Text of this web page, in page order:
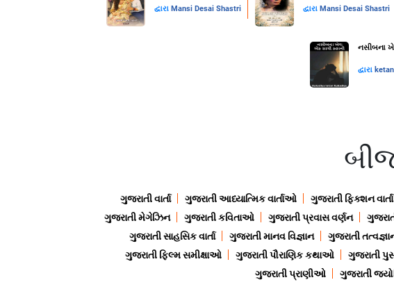
દ્વારા Mansi Desai Shastri દ્વારા Mansi Desai Shastri
નસીબના
દ્વારા ketan
ગુજરાતી વાર્તા ગુજરાતી આધ્યાત્મિક વાર્તાઓ ગુજરાતી ફિક્શન વાર્તા
ગુજરાતી મેગેઝિન
ગુજરાતી કવિતાઓ ગુજરાતી પ્રવાસ વર્ણન
ગુજરાતી સાહસિક વાર્તા
ગુજરાતી માનવ વિજ્ઞાન ગુજરાતી
ગુજરાતી ફિલ્મ સમીક્ષાઓ
ગુજરાતી પૌરાણિક કથાઓ ગુજરાતી
ગુજરાતી પ્રાણીઓ
ગુજરાતી